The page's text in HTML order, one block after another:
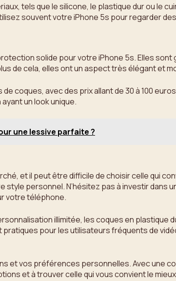
tels que le silicone, le plastique dur ou le
souvent votre iPhone 5s pour regarder
solide pour votre iPhone 5s. Elles
de cela, elles ont un aspect très élégant et
coques, avec des prix allant de 30 à 100
un look unique.
une lessive parfaite ?
et il peut être difficile de choisir celle qui
personnel. N’hésitez pas à investir dans
votre téléphone.
illimitée, les coques en
pour les utilisateurs fréquents de
et vos préférences personnelles. Avec une
et à trouver celle qui vous convient le